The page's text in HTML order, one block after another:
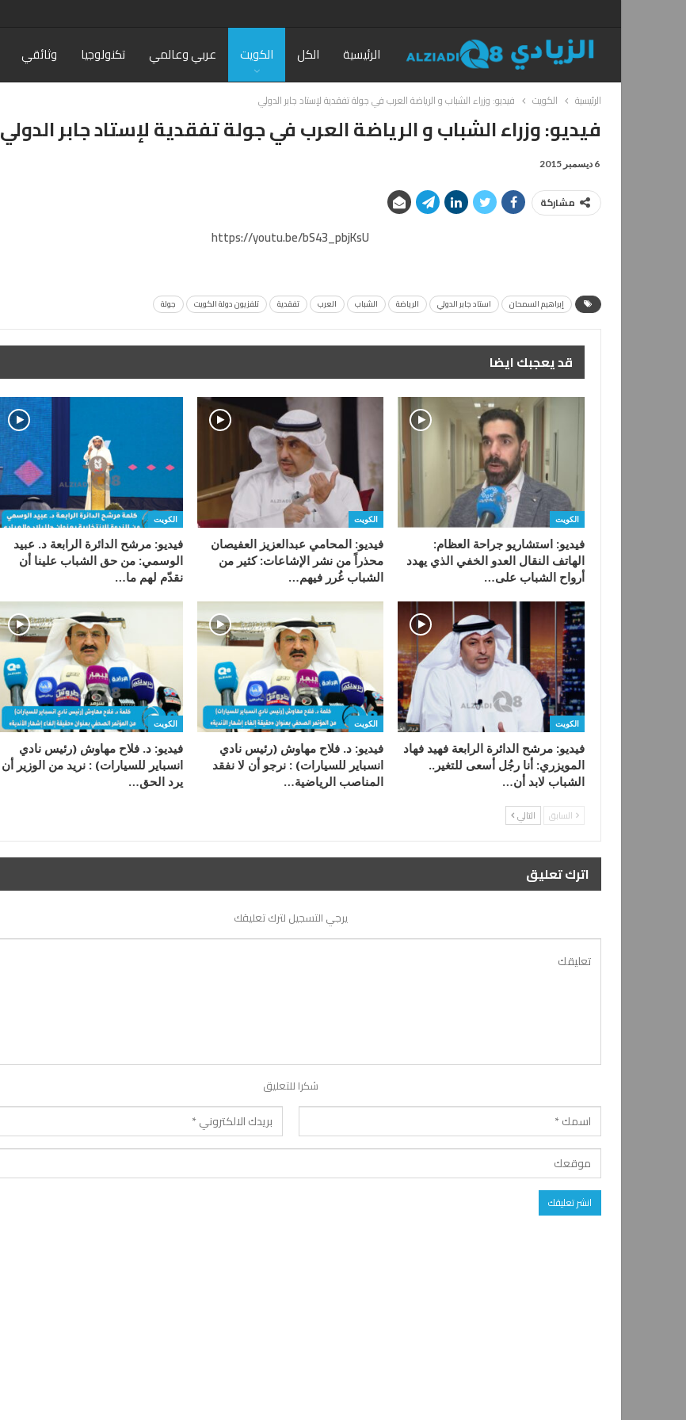
الرئيسية الكل الكويت عربي وعالمي تكنولوجيا وثائقي
الرئيسية الكويت فيديو: وزراء الشباب و الرياضة العرب في جولة تفقدية لإستاد جابر الدولي
فيديو: وزراء الشباب و الرياضة العرب في جولة تفقدية لإستاد جابر الدولي
6 ديسمبر 2015
مشاركة
https://youtu.be/bS43_pbjKsU
إبراهيم السمحان استاد جابر الدولي الرياضة الشباب العرب تفقدية تلفزيون دولة الكويت جولة
قد يعجبك ايضا
الكويت
فيديو: استشاريو جراحة العظام:
الهاتف النقال العدو الخفي الذي يهدد
أرواح الشباب على…
الكويت
فيديو: المحامي عبدالعزيز العفيصان
محذراً من نشر الإشاعات: كثير من
الشباب غُرر فيهم…
الكويت
فيديو: مرشح الدائرة الرابعة د. عبيد
الوسمي: من حق الشباب علينا أن
نقدّم لهم ما…
الكويت
فيديو: مرشح الدائرة الرابعة فهيد فهاد
المويزري: أنا رجُل أسعى للتغير..
الشباب لابد أن…
الكويت
فيديو: د. فلاح مهاوش (رئيس نادي
انسباير للسيارات) : نرجو أن لا نفقد
المناصب الرياضية…
الكويت
فيديو: د. فلاح مهاوش (رئيس نادي
انسباير للسيارات) : نريد من الوزير أن
يرد الحق…
السابق التالي
اترك تعليق
يرجي التسجيل لترك تعليقك
شكرا للتعليق